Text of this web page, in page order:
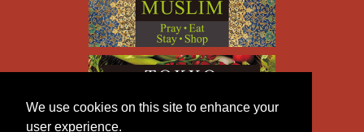
We use cookies on this site to enhance your
user experience.